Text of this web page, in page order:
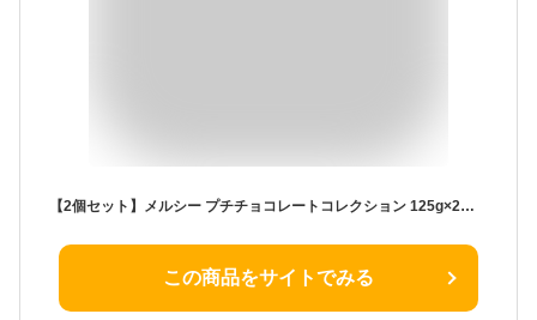
【2個セット】メルシー プチチョコレートコレクション 125g×2｜クリックポスト｜
この商品をサイトでみる